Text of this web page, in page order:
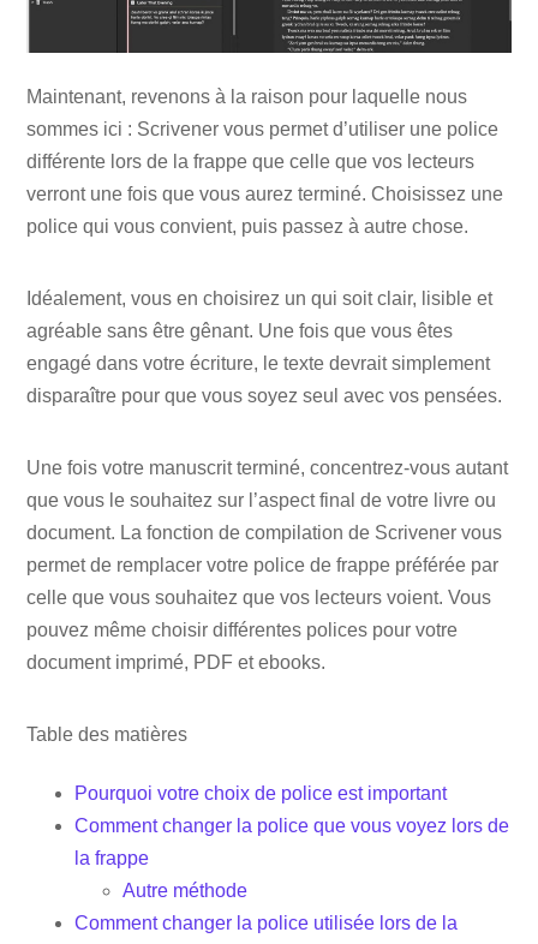
Maintenant, revenons à la raison pour laquelle nous
sommes ici : Scrivener vous permet d’utiliser une police
différente lors de la frappe que celle que vos lecteurs
verront une fois que vous aurez terminé. Choisissez une
police qui vous convient, puis passez à autre chose.
Idéalement, vous en choisirez un qui soit clair, lisible et
agréable sans être gênant. Une fois que vous êtes
engagé dans votre écriture, le texte devrait simplement
disparaître pour que vous soyez seul avec vos pensées.
Une fois votre manuscrit terminé, concentrez-vous autant
que vous le souhaitez sur l’aspect final de votre livre ou
document. La fonction de compilation de Scrivener vous
permet de remplacer votre police de frappe préférée par
celle que vous souhaitez que vos lecteurs voient. Vous
pouvez même choisir différentes polices pour votre
document imprimé, PDF et ebooks.
Table des matières
Pourquoi votre choix de police est important
Comment changer la police que vous voyez lors de
la frappe
Autre méthode
Comment changer la police utilisée lors de la